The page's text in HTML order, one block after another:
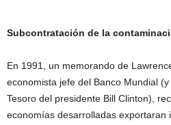
Subcontratación de la
En 1991, un memorando de
economista jefe del Banco Mundial
Tesoro del presidente Bill Clinton),
economías desarrolladas exportaran